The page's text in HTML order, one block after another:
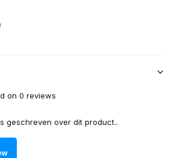
on 0 reviews
geschreven over dit product..